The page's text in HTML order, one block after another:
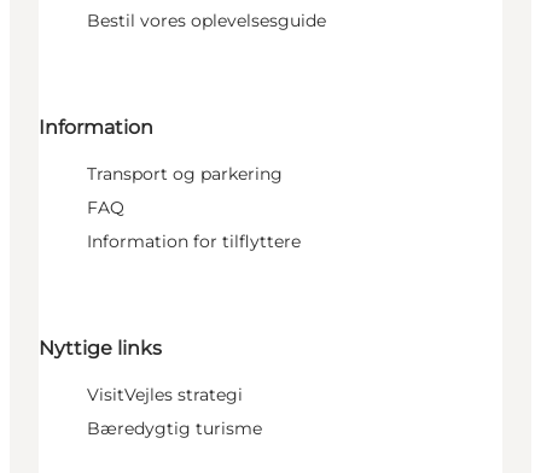
Bestil vores oplevelsesguide
Information
Transport og parkering
FAQ
Information for tilflyttere
Nyttige links
VisitVejles strategi
Bæredygtig turisme